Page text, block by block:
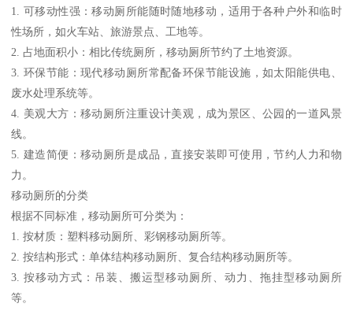
1. 可移动性强：移动厕所能随时随地移动，适用于各种户外和临时
性场所，如火车站、旅游景点、工地等。
2. 占地面积小：相比传统厕所，移动厕所节约了土地资源。
3. 环保节能：现代移动厕所常配备环保节能设施，如太阳能供电、
废水处理系统等。
4. 美观大方：移动厕所注重设计美观，成为景区、公园的一道风景
线。
5. 建造简便：移动厕所是成品，直接安装即可使用，节约人力和物
力。
移动厕所的分类
根据不同标准，移动厕所可分类为：
1. 按材质：塑料移动厕所、彩钢移动厕所等。
2. 按结构形式：单体结构移动厕所、复合结构移动厕所等。
3. 按移动方式：吊装、搬运型移动厕所、动力、拖挂型移动厕所
等。